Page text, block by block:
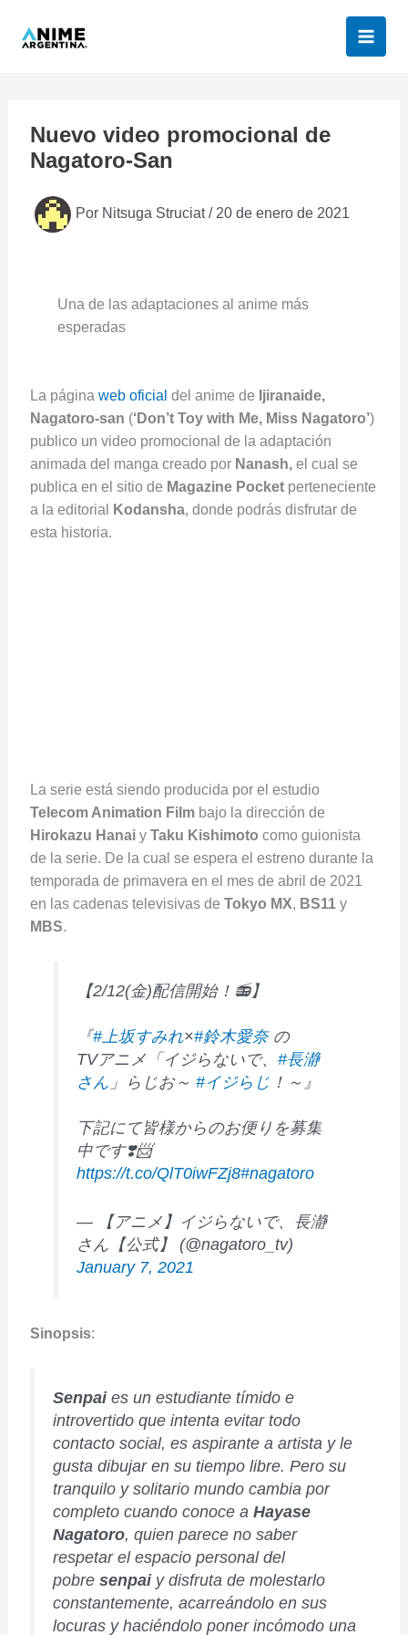
Nuevo video promocional de
Nagatoro-San
Por Nitsuga Struciat/ 20 de enero de 2021
Una de las adaptaciones al anime más
esperadas
La página web oficial del anime de Ijiranaide,
Nagatoro-san (‘Don’t Toy with Me, Miss Nagatoro’)
publico un video promocional de la adaptación
animada del manga creado por Nanash, el cual se
publica en el sitio de Magazine Pocketperteneciente
a la editorial
Kodansha, donde podrás disfrutar de
esta historia.
La serie está siendo producida por el estudio
Telecom Animation Filmbajo la dirección de
Hirokazu Hanaiy Taku Kishimoto como guionista
de la serie. De la cual se espera el estreno durante la
temporada de primavera en el mes de abril de 2021
en las cadenas televisivas de Tokyo MX, BS11y
MBS.
【2/12(金)配信開始！📻】
『#上坂すみれ×#鈴木愛奈の
TVアニメ「イジらないで、#長瀞
さん 」らじお～#イジらじ ！～』
下記にて皆様からのお便りを募集
中です❣️📨
https://t.co/QlT0iwFZj8#nagatoro
— 【アニメ】イジらないで、長瀞
さん【公式】 (@nagatoro_tv)
January 7, 2021
Sinopsis:
Senpai es un estudiante tímido e
introvertido que intenta evitar todo
contacto social, es aspirante a artista y le
gusta dibujar en su tiempo libre. Pero su
tranquilo y solitario mundo cambia por
completo cuando conoce a Hayase
Nagatoro, quien parece no saber
respetar el espacio personal del
pobre senpaiy disfruta de molestarlo
constantemente, acarreándolo en sus
locuras y haciéndolo poner incómodo una